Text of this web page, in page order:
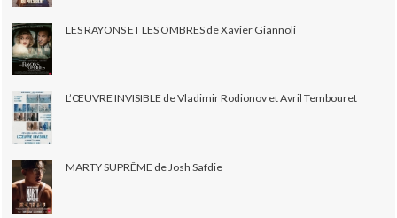
LES RAYONS ET LES OMBRES de Xavier Giannoli
L’ŒUVRE INVISIBLE de Vladimir Rodionov et Avril Tembouret
MARTY SUPRÊME de Josh Safdie